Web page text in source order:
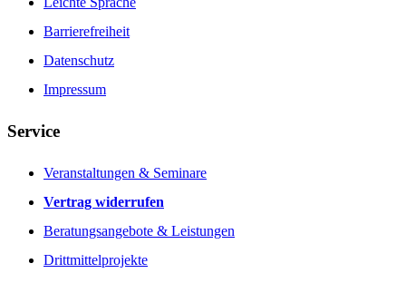
Barrierefreiheit
Datenschutz
Impressum
Service
Veranstaltungen & Seminare
Vertrag widerrufen
Beratungsangebote & Leistungen
Drittmittelprojekte